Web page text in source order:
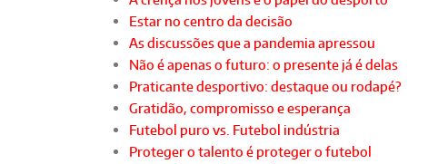
Estar no centro da decisão
As discussões que a pandemia apressou
Não é apenas o futuro: o presente já é delas
Praticante desportivo: destaque ou rodapé?
Gratidão, compromisso e esperança
Futebol puro vs. Futebol indústria
Proteger o talento é proteger o futebol